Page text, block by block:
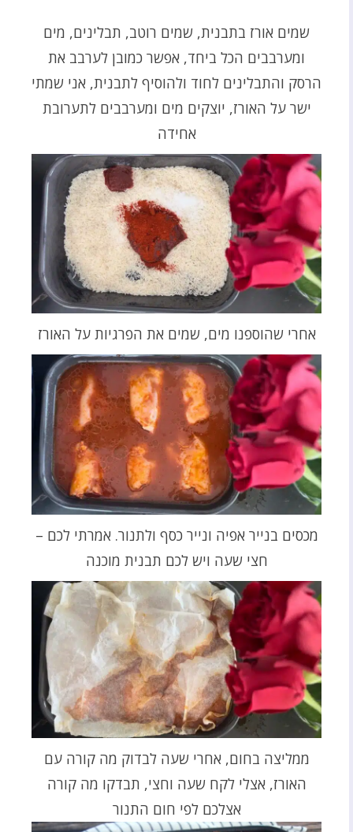
שמים אורז בתבנית, שמים רוטב, תבלינים, מים
ומערבבים הכל ביחד, אפשר כמובן לערבב את
הרסק והתבלינים לחוד ולהוסיף לתבנית, אני שמתי
ישר על האורז, יוצקים מים ומערבבים לתערובת
אחידה
אחרי שהוספנו מים, שמים את הפרגיות על האורז
מכסים בנייר אפיה ונייר כסף ולתנור. אמרתי לכם –
חצי שעה ויש לכם תבנית מוכנה
ממליצה בחום, אחרי שעה לבדוק מה קורה עם
האורז, אצלי לקח שעה וחצי, תבדקו מה קורה
אצלכם לפי חום התנור